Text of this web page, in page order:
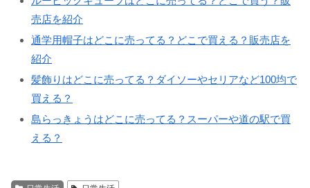
売店を紹介
通学用帽子はどこに売ってる？どこで買える？販売店を
紹介
髪飾りはどこに売ってる？ダイソーやセリアなど100均で
買える？
島らっきょうはどこに売ってる？スーパーや道の駅で買
える？